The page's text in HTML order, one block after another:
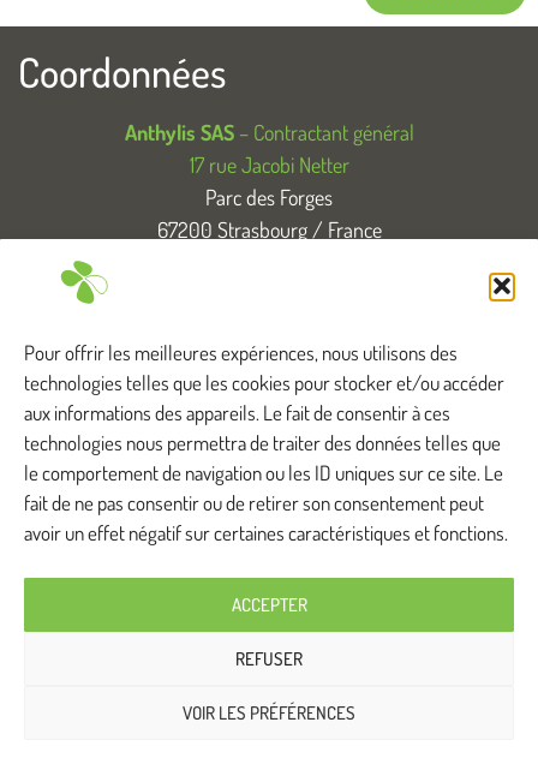
Pour offrir les meilleures expériences, nous utilisons des
technologies telles que les cookies pour stocker et/ou accéder
aux informations des appareils. Le fait de consentir à ces
technologies nous permettra de traiter des données telles que
le comportement de navigation ou les ID uniques sur ce site. Le
fait de ne pas consentir ou de retirer son consentement peut
avoir un effet négatif sur certaines caractéristiques et fonctions.
ACCEPTER
REFUSER
VOIR LES PRÉFÉRENCES
Coordonnées
Anthylis SAS– Contractant général
17 rue Jacobi Netter
Parc des Forges
67200 Strasbourg / France
Anthylis intervient ...
Bas-Rhin Haut-Rhin Doubs
Moselle
Vosges